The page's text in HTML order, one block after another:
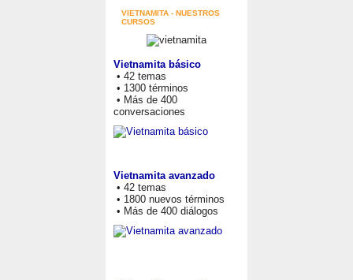
VIETNAMITA - NUESTROS
CURSOS
Vietnamita básico
• 42 temas
• 1300 términos
• Más de 400
conversaciones
Vietnamita avanzado
• 42 temas
• 1800 nuevos términos
• Más de 400 diálogos